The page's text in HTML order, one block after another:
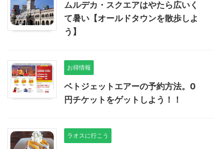
ムルデカ・スクエアはやたら広いく
て暑い【オールドタウンを散歩しよ
う】
お得情報
ベトジェットエアーの予約方法。0
円チケットをゲットしよう！！
ラオスに行こう